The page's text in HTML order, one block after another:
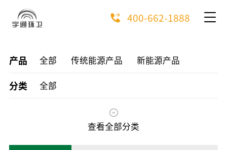
400-662-1888
产品 全部 传统能源产品 新能源产品
分类 全部
查看全部分类